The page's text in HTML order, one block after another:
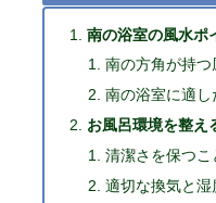
南の浴室の風水ポ
南の方角が持つ
南の浴室に適
お風呂環境を整え
清潔さを保つこ
適切な換気と湿